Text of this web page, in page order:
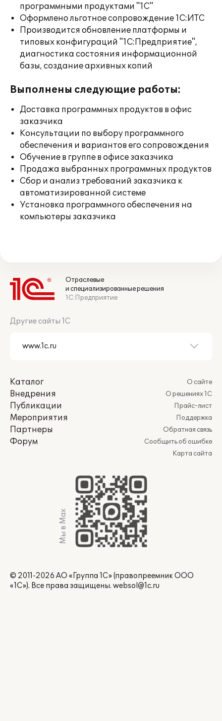
программными продуктами "1С"
Оформлено льготное сопровождение 1С:ИТС
Производится обновление платформы и
типовых конфигураций "1С:Предприятие",
диагностика состояния информационной
базы, создание архивных копий
Выполнены следующие работы:
Доставка программных продуктов в офис
заказчика
Консультации по выбору программного
обеспечения и вариантов его сопровождения
Обучение в группе в офисе заказчика
Продажа выбранных программных продуктов
Сбор и анализ требований заказчика к
автоматизированной системе
Установка программного обеспечения на
компьютеры заказчика
Отраслевые
и специализированные решения
1С:Предприятие
Другие сайты 1С
Каталог
Внедрения
Публикации
Мероприятия
Партнеры
Форум
О сайте
О решениях 1С
Прайс-лист
Поддержка
Обратная связь
Сообщить об ошибке
Карта сайта
Мы в Max
© 2011-2026 АО «Группа 1С» (правопреемник ООО
«1С»). Все права защищены. websol@1c.ru